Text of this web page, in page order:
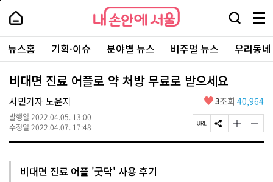
본
로
가
내
손
안
에
서
울
-
서
울
시
대
표
소
포
내
손
에
울
검
창
열
기
메
뉴
전
체
보
주
요
서
뉴스홈 기획·이슈 분야별 뉴스 비주얼 뉴스 우리동
비대면 진료 어플로 약 처방 무료로 받으세요
시민기자 노윤지
발행일 2022.04.05. 13:00
수정일 2022.04.07. 17:48
좋
요
3조회 40,964
페
이
S
N
글
자
글
자
비대면 진료 어플 '굿닥' 사용 후기
페
상
단
로